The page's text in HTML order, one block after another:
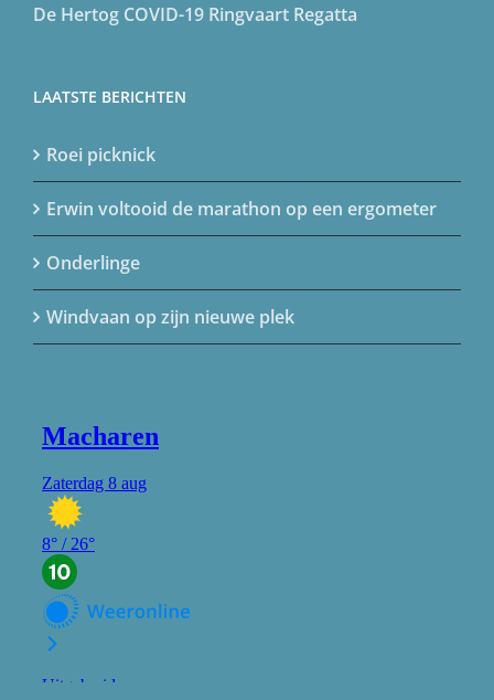
De Hertog COVID-19 Ringvaart Regatta
LAATSTE BERICHTEN
Roei picknick
Erwin voltooid de marathon op een ergometer
Onderlinge
Windvaan op zijn nieuwe plek